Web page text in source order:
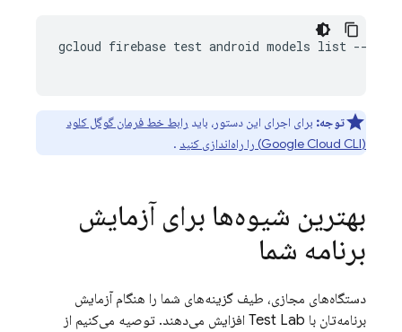
gcloud firebase test android models list --
توجه: برای اجرای این دستور، باید رابط خط فرمان گوگل کلود
(Google Cloud CLI) را راه‌اندازی کنید
.
بهترین شیوه‌ها برای آزمایش
برنامه شما
دستگاه‌های مجازی، طیف گزینه‌های شما را هنگام آزمایش
برنامه‌تان با Test Lab افزایش می‌دهند. توصیه می‌کنیم از